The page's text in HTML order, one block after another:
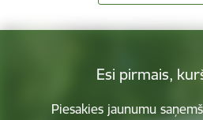
Esi pirmais,
Piesakies jaunumu